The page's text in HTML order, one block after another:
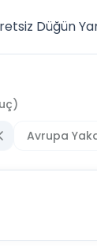
Düğün
Avrupa